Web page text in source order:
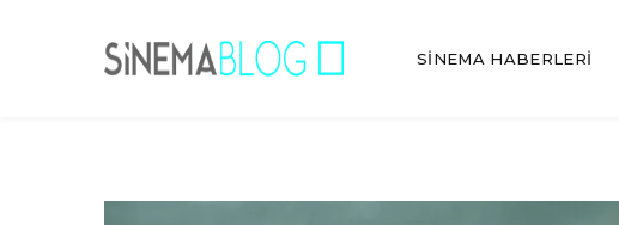
SINEMA HABERLERI